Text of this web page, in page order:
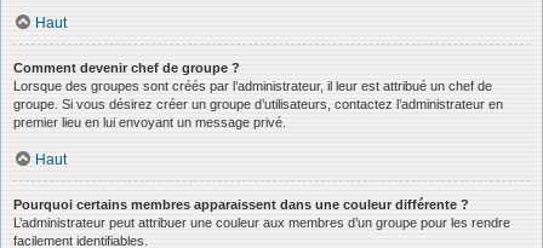
Haut
Comment devenir chef de groupe ?
Lorsque des groupes sont créés par l’administrateur, il leur est attribué un chef de
groupe. Si vous désirez créer un groupe d’utilisateurs, contactez l’administrateur en
premier lieu en lui envoyant un message privé.
Haut
Pourquoi certains membres apparaissent dans une couleur différente ?
L’administrateur peut attribuer une couleur aux membres d’un groupe pour les rendre
facilement identifiables.